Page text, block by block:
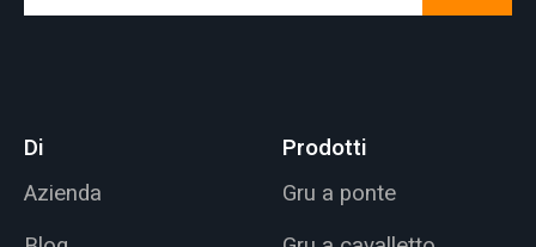
Di
Azienda
Prodotti
Gru a ponte